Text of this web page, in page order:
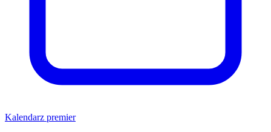
Kalendarz premier